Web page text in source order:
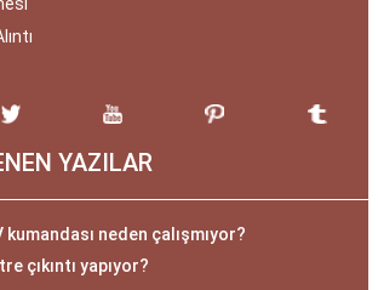
YAZILAR
neden çalışmıyor?
çıkıntı yapıyor?